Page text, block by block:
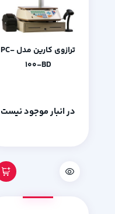
ترازوی کارین مدل PC-
100-BD
در انبار موجود نیست